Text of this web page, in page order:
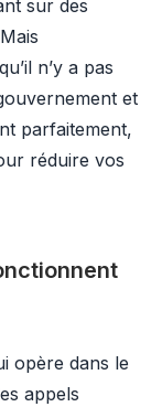
sur des
n’y a pas
et
parfaitement,
réduire vos
opère dans le
appels